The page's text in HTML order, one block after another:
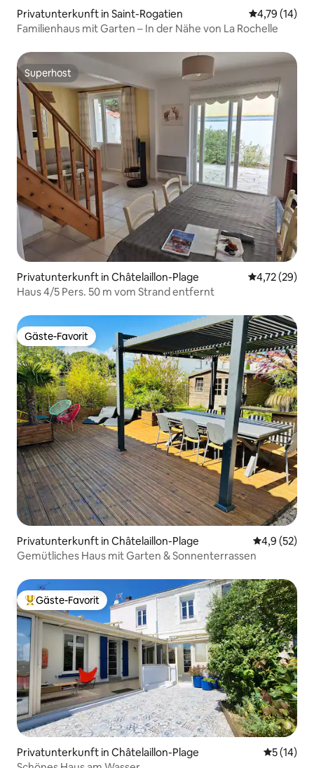
Privatunterkunft in Saint-Rogatien
4,79 (14)
Familienhaus mit Garten – In der Nähe von La Rochelle
Superhost
Superhost
Privatunterkunft in Châtelaillon-Plage
4,72 (29)
Haus 4/5 Pers. 50 m vom Strand entfernt
Gäste-Favorit
Gäste-Favorit
Privatunterkunft in Châtelaillon-Plage
4,9 (52)
Gemütliches Haus mit Garten & Sonnenterrassen
Beliebter Gäste-Favorit.
Gäste-Favorit
Privatunterkunft in Châtelaillon-Plage
5 (14)